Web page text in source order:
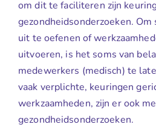
om dit te faciliteren zijn
gezondheidsonderzoeken.
uit te oefenen of
uitvoeren, is het soms van
medewerkers (medisch) te
vaak verplichte, keuringen
werkzaamheden, zijn er ook
gezondheidsonderzoeken.